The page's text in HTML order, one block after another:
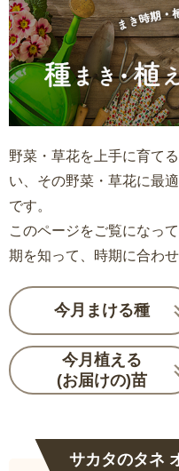
野菜・草花を上手に育て
い、その野菜・草花に最
です。
このページをご覧になっ
期を知って、時期に合わ
今月まける種
今月植える
(お届けの)苗
サカタのタネ